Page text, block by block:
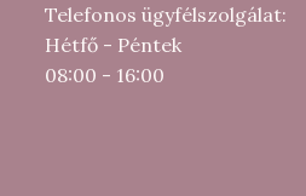
Telefonos ügyfélszolgálat:
Hétfő - Péntek
08:00 - 16:00